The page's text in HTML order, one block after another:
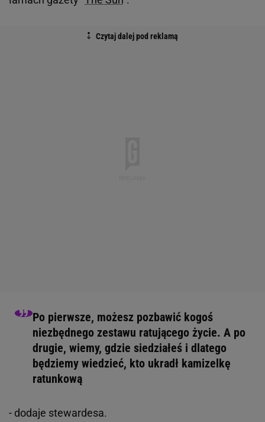
Po pierwsze, możesz pozbawić kogoś
niezbędnego zestawu ratującego życie. A po
drugie, wiemy, gdzie siedziałeś i dlatego
będziemy wiedzieć, kto ukradł kamizelkę
ratunkową
- dodaje stewardesa.